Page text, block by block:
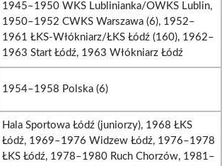
1945–1950 WKS Lublinianka/OWKS Lublin,
1950–1952 CWKS Warszawa (6), 1952–
1961 ŁKS-Włókniarz/ŁKS Łódź (160), 1962–
1963 Start Łódź, 1963 Włókniarz Łódź
1954–1958 Polska (6)
Hala Sportowa Łódź (juniorzy), 1968 ŁKS
Łódź, 1969–1976 Widzew Łódź, 1976–1978
ŁKS Łódź, 1978–1980 Ruch Chorzów, 1981–